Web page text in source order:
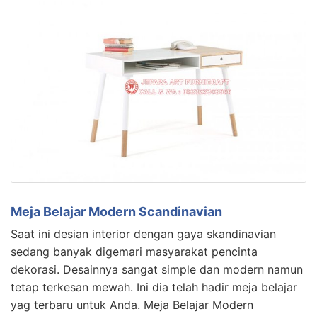
Meja Belajar Modern Scandinavian
Saat ini desian interior dengan gaya skandinavian
sedang banyak digemari masyarakat pencinta
dekorasi. Desainnya sangat simple dan modern namun
tetap terkesan mewah. Ini dia telah hadir meja belajar
yag terbaru untuk Anda. Meja Belajar Modern